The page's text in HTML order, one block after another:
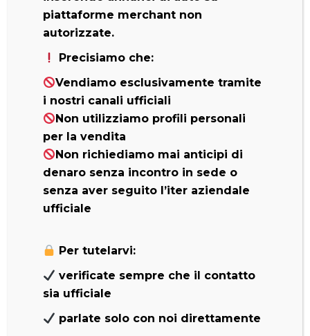
di restituirla. TAN 6,05% – TAEG 7,21%
5 ANNI DI GARANZIA 5 ANNI DI ASSISTENZA
Info e condizioni in Concessionaria.
Offerta valida fino al 31-03-2025
DETTAGLI PROMOZIONE
piattaforme merchant non
autorizzate.
Precisiamo che:
Vendiamo esclusivamente tramite
i nostri canali ufficiali
Non utilizziamo profili personali
per la vendita
Non richiediamo mai anticipi di
denaro senza incontro in sede o
senza aver seguito l’iter aziendale
ufficiale
Per tutelarvi:
verificate sempre che il contatto
sia ufficiale
parlate solo con noi direttamente